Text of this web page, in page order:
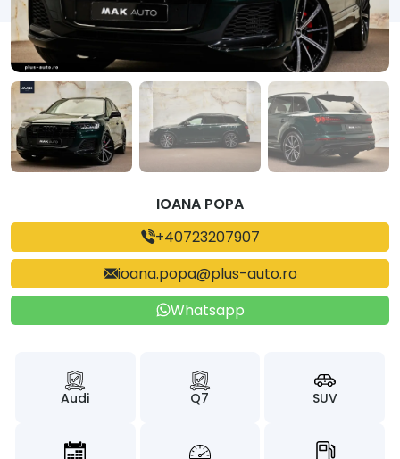
Despre Noi
Contact
IOANA POPA
+40723207907
ioana.popa@plus-auto.ro
Whatsapp
Audi Q7 SUV